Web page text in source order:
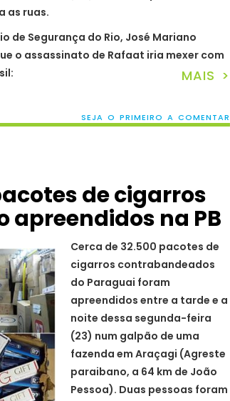
as ruas.
de Segurança do Rio, José Mariano
o assassinato de Rafaat iria mexer com
MAIS >
SEJA O PRIMEIRO A COMENTAR
de cigarros
apreendidos na PB
Cerca de 32.500 pacotes de
cigarros contrabandeados
do Paraguai foram
apreendidos entre a tarde e a
noite dessa segunda-feira
(23) num galpão de uma
fazenda em Araçagi (Agreste
paraibano, a 64 km de João
Pessoa). Duas pessoas foram